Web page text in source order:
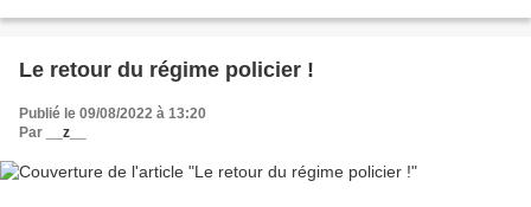
Le retour du régime policier !
Publié le 09/08/2022 à 13:20
Par
__z__